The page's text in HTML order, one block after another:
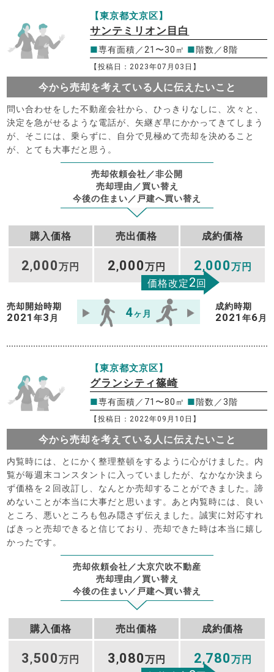
【東京都文京区】
サンテミリオン目白
■専有面積／21〜30㎡ ■階数／8階
【投稿日：2023年07月03日】
今から売却を考えている人に伝えたいこと
問い合わせをした不動産会社から、ひっきりなしに、次々と、
決定を急がせるような電話が、矢継ぎ早にかかってきてしまう
が、そこには、乗らずに、自分で見極めて売却を決めること
が、とても大事だと思う。
売却依頼会社／非公開
売却理由／買い替え
今後の住まい／戸建へ買い替え
購入価格 売出価格 成約価格
2,000万円 2,000万円 2,000万円
価格改定2回
売却開始時期
2021年3 月 4ヶ月
成約時期
2021 年6 月
【東京都文京区】
グランシティ篠崎
■専有面積／71〜80㎡ ■階数／3階
【投稿日：2022年09月10日】
今から売却を考えている人に伝えたいこと
内覧時には、とにかく整理整頓をするように心がけました。内
覧が毎週末コンスタントに入っていましたが、なかなか決まら
ず価格を２回改訂し、なんとか売却することができました。諦
めないことが本当に大事だと思います。あと内覧時には、良い
ところ、悪いところも包み隠さず伝えました。誠実に対応すれ
ばきっと売却できると信じており、売却できた時は本当に嬉し
かったです。
売却依頼会社／大京穴吹不動産
売却理由／買い替え
今後の住まい／戸建へ買い替え
購入価格 売出価格 成約価格
3 ,500万円 3 ,080万円 2,780万円